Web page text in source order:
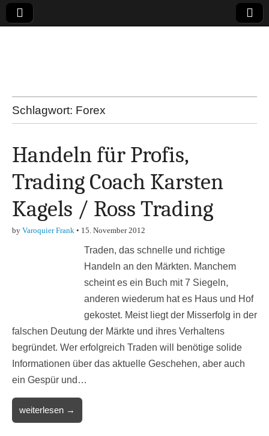
den Themen
Finanzen,
Marketing-, Vertrieb-
& Investment-Tipps
Schlagwort: Forex
Handeln für Profis,
Trading Coach Karsten
Kagels / Ross Trading
by Varoquier Frank • 15. November 2012
Traden, das schnelle und richtige
Handeln an den Märkten. Manchem
scheint es ein Buch mit 7 Siegeln,
anderen wiederum hat es Haus und Hof
gekostet. Meist liegt der Misserfolg in der
falschen Deutung der Märkte und ihres Verhaltens
begründet. Wer erfolgreich Traden will benötige solide
Informationen über das aktuelle Geschehen, aber auch
ein Gespür und…
weiterlesen →